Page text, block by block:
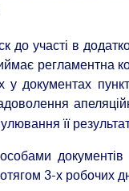
до участі в
регламентна
у документах
її
документів
3-х робочих